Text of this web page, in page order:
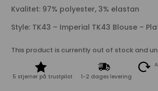
Kvalitet: 97% polyester, 3% elastan
Style: TK43 – Imperial TK43 Blouse –
This product is currently out of stock and
5 stjerner på trustpilot 1-2 dages levering